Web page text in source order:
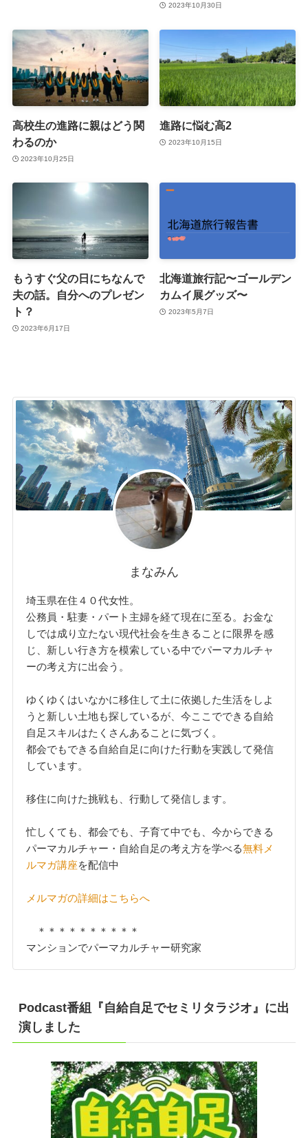
2023年10月30日
高校生の進路に親はどう関
わるのか
2023年10月25日
進路に悩む高2
2023年10月15日
もうすぐ父の日にちなんで
夫の話。自分へのプレゼン
ト？
2023年6月17日
北海道旅行記〜ゴールデン
カムイ展グッズ〜
2023年5月7日
まなみん
埼玉県在住４０代女性。
公務員・駐妻・パート主婦を経て現在に至る。お金な
しでは成り立たない現代社会を生きることに限界を感
じ、新しい行き方を模索している中でパーマカルチャ
ーの考え方に出会う。
ゆくゆくはいなかに移住して土に依拠した生活をしよ
うと新しい土地も探しているが、今ここでできる自給
自足スキルはたくさんあることに気づく。
都会でもできる自給自足に向けた行動を実践して発信
しています。
移住に向けた挑戦も、行動して発信します。
忙しくても、都会でも、子育て中でも、今からできる
パーマカルチャー・自給自足の考え方を学べる無料メ
ルマガ講座を配信中
メルマガの詳細はこちらへ
＊＊＊＊＊＊＊＊＊＊
マンションでパーマカルチャー研究家
Podcast番組『自給自足でセミリタラジオ』に出
演しました